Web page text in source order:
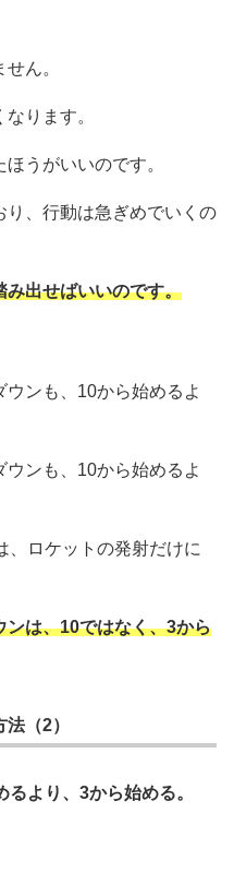
ん。
ります。
うがいいのです。
り、行動は急ぎめでいくの
み出せばいいのです。
ンも、10から始めるよ
ンも、10から始めるよ
、ロケットの発射だけに
ンは、10ではなく、3から
（2）
より、3から始める。